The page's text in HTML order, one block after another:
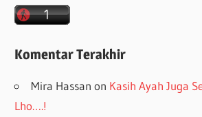
Komentar Terakhir
Mira Hassan on Kasih Ayah Juga
Lho….!